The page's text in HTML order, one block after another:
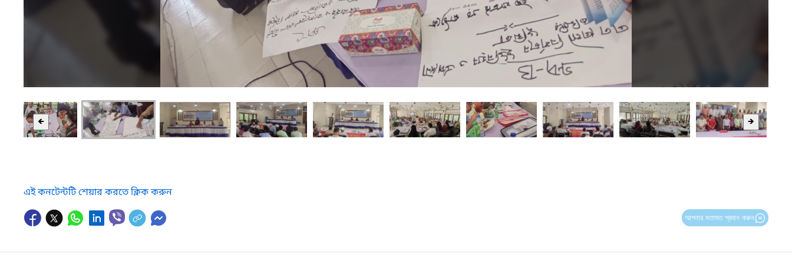
🡸 🡺
এই কনটেন্টটি শেয়ার করতে ক্লিক করুন
আপনার মতামত প্রদান করুন